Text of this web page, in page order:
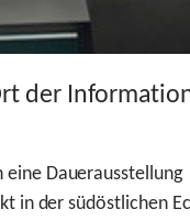
der
eine Dauerausstellung
in der südöstlichen